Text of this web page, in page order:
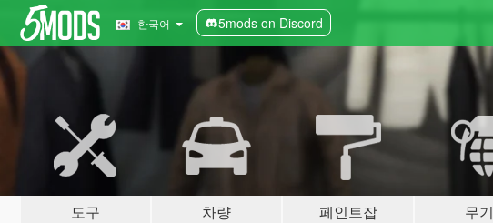
한국어 5mods on Discord
도구 차량 페인트잡 무기